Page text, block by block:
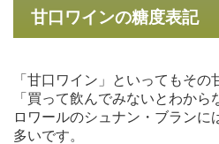
甘口ワインの糖度表記
「甘口ワイン」といってもその
「買って飲んでみないとわから
ロワールのシュナン・ブランに
多いです。